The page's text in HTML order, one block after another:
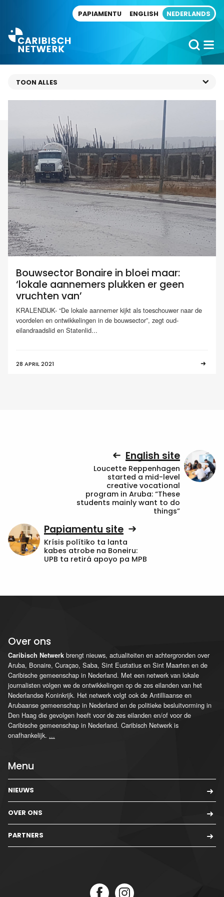
PAPIAMENTU ENGLISH NEDERLANDS
Bouwsector Bonaire in bloei maar:
‘lokale aannemers plukken er geen
vruchten van’
KRALENDIJK- “De lokale aannemer kijkt als toeschouwer naar de
voordelen en ontwikkelingen in de bouwsector”, zegt oud-
eilandraadslid en Statenlid...
28 APRIL 2021
English site
Loucette Reppenhagen
started a mid-level
creative vocational
program in Aruba: “These
students mainly want to do
things”
Papiamentu site
Krísis polítiko ta lanta
kabes atrobe na Boneiru:
UPB ta retirá apoyo pa MPB
Over ons
Caribisch Netwerk brengt nieuws, actualiteiten en achtergronden over
Aruba, Bonaire, Curaçao, Saba, Sint Eustatius en Sint Maarten en de
Caribische gemeenschap in Nederland. Met een netwerk van lokale
journalisten volgen we de ontwikkelingen op de zes eilanden van het
Nederlandse Koninkrijk. Het netwerk volgt ook de Antilliaanse en
Arubaanse gemeenschap in Nederland en de politieke besluitvorming in
Den Haag die gevolgen heeft voor de zes eilanden en/of voor de
Caribische gemeenschap in Nederland. Caribisch Netwerk is
onafhankelijk. ...
Menu
NIEUWS
OVER ONS
PARTNERS